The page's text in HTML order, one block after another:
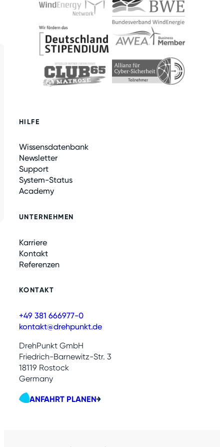
HILFE
Wissensdatenbank
Newsletter
Support
System-Status
Academy
UNTERNEHMEN
Karriere
Kontakt
Referenzen
KONTAKT
+49 381 666977-0
kontakt@drehpunkt.de
DrehPunkt GmbH
Friedrich-Barnewitz-Str. 3
18119 Rostock
Germany
ANFAHRT PLANEN